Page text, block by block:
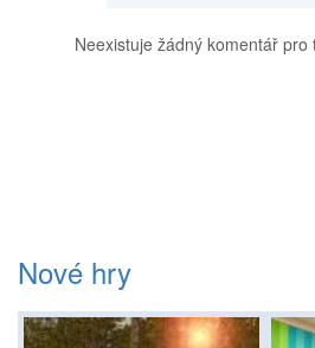
Neexistuje žádný komentář
Nové hry